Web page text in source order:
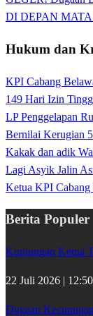
DI DEPAN
Hukum dan
KPI Cabang
149 Hari Izin
LP Penggelapan
Bernilai Kerugian
Kakak dan adik
Lagi Asyik Jalin
Ketua KPI
Berita Populer
Kunjungan Ketua
22 Juli 2026 |
Dugaan